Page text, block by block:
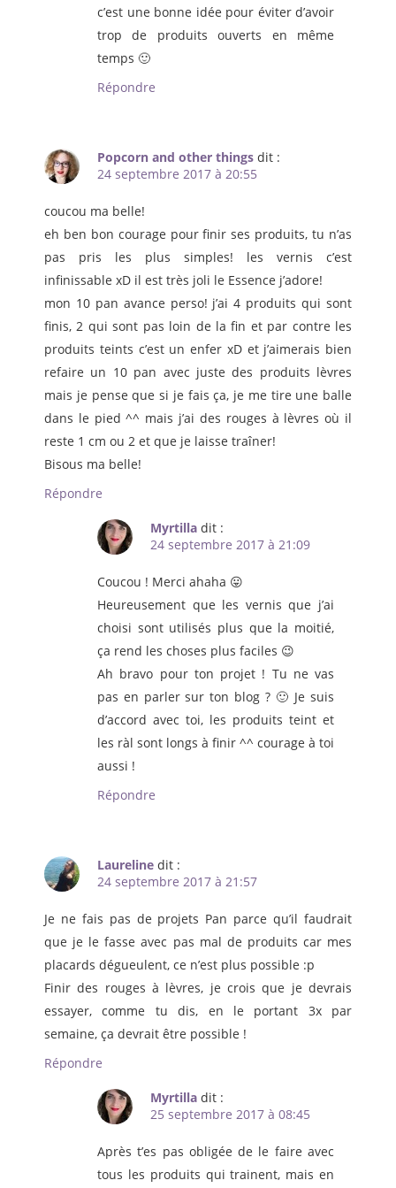
c’est une bonne idée pour éviter d’avoir
trop de produits ouverts en même
temps 🙂
Répondre
Popcorn and other things dit :
24 septembre 2017 à 20:55
coucou ma belle!
eh ben bon courage pour finir ses produits, tu n’as
pas pris les plus simples! les vernis c’est
infinissable xD il est très joli le Essence j’adore!
mon 10 pan avance perso! j’ai 4 produits qui sont
finis, 2 qui sont pas loin de la fin et par contre les
produits teints c’est un enfer xD et j’aimerais bien
refaire un 10 pan avec juste des produits lèvres
mais je pense que si je fais ça, je me tire une balle
dans le pied ^^ mais j’ai des rouges à lèvres où il
reste 1 cm ou 2 et que je laisse traîner!
Bisous ma belle!
Répondre
Myrtilla dit :
24 septembre 2017 à 21:09
Coucou ! Merci ahaha 😛
Heureusement que les vernis que j’ai
choisi sont utilisés plus que la moitié,
ça rend les choses plus faciles 😉
Ah bravo pour ton projet ! Tu ne vas
pas en parler sur ton blog ? 🙂 Je suis
d’accord avec toi, les produits teint et
les ràl sont longs à finir ^^ courage à toi
aussi !
Répondre
Laureline dit :
24 septembre 2017 à 21:57
Je ne fais pas de projets Pan parce qu’il faudrait
que je le fasse avec pas mal de produits car mes
placards dégueulent, ce n’est plus possible :p
Finir des rouges à lèvres, je crois que je devrais
essayer, comme tu dis, en le portant 3x par
semaine, ça devrait être possible !
Répondre
Myrtilla dit :
25 septembre 2017 à 08:45
Après t’es pas obligée de le faire avec
tous les produits qui trainent, mais en